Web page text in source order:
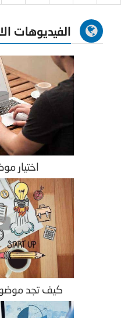
الفيديوهات
اختيار
كيف تجد